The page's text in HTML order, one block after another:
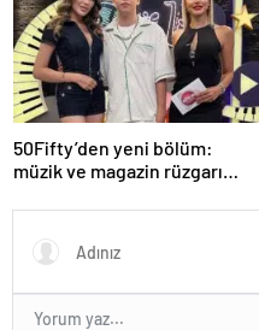
50Fifty’den yeni bölüm:
müzik ve magazin rüzgarı